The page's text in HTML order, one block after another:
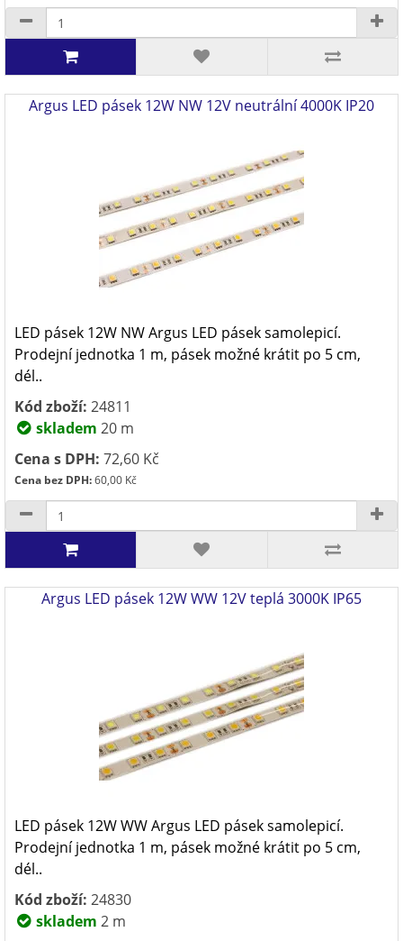
Argus LED pásek 12W NW 12V neutrální 4000K IP20
LED pásek 12W NW Argus LED pásek samolepicí.
Prodejní jednotka 1 m, pásek možné krátit po 5 cm,
dél..
Kód zboží: 24811
skladem 20 m
Cena s DPH: 72,60 Kč
Cena bez DPH:60,00 Kč
Argus LED pásek 12W WW 12V teplá 3000K IP65
LED pásek 12W WW Argus LED pásek samolepicí.
Prodejní jednotka 1 m, pásek možné krátit po 5 cm,
dél..
Kód zboží: 24830
skladem 2 m